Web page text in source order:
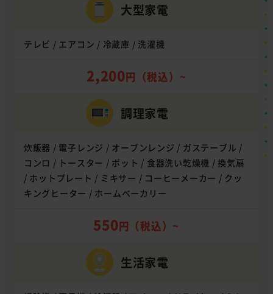
大型家電
テレビ / エアコン / 冷蔵庫 / 洗濯機
2,200円（税込）~
調理家電
炊飯器 / 電子レンジ / オーブンレンジ / ガステーブル /
コンロ / トースター / ポット / 食器洗い乾燥機 / 換気扇
/ ホットプレート / ミキサー / コーヒーメーカー / クッ
キングヒーター / ホームベーカリー
550円（税込）~
生活家電